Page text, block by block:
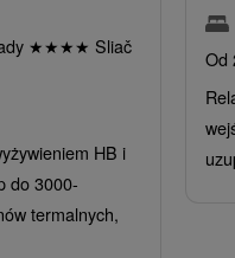
★★★★ Sliač
HB i
do 3000-
termalnych,
Od